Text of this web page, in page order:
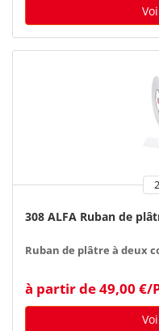
308 ALFA Ruban de
Ruban de plâtre à deux
à partir de 49,00 €/